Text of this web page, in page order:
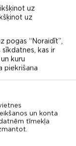
5
13
19
26 27
nav!
uz
uz
pogas “Noraidīt”,
kas ir
kuru
piekrišana
un konta
tīmekļa